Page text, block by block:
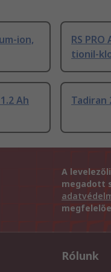
ion,
RS
tionil-
Ah Tadiran
A
megadott
Rólunk